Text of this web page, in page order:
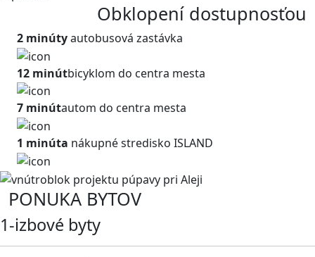
Obklopení dostupnosťou
2 minútyautobusová zastávka
12 minútbicyklom do centra mesta
7 minútautom do centra mesta
1 minúta nákupné stredisko ISLAND
PONUKA BYTOV
1-izbové byty